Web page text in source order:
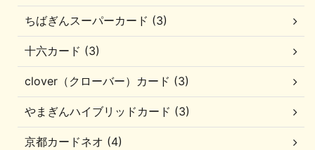
ちばぎんスーパーカード (3)
十六カード (3)
clover（クローバー）カード (3)
やまぎんハイブリッドカード (3)
京都カードネオ (4)